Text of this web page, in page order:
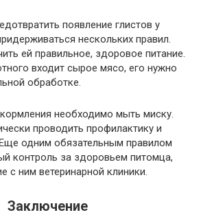
появление глистов у
нескольких правил.
ей правильное, здоровое питание.
входит сырое мясо, его нужно
обработке.
необходимо мыть миску.
проводить профилактику и
одним обязательным правилом
контроль за здоровьем питомца,
с ним ветеринарной клиники.
Заключение